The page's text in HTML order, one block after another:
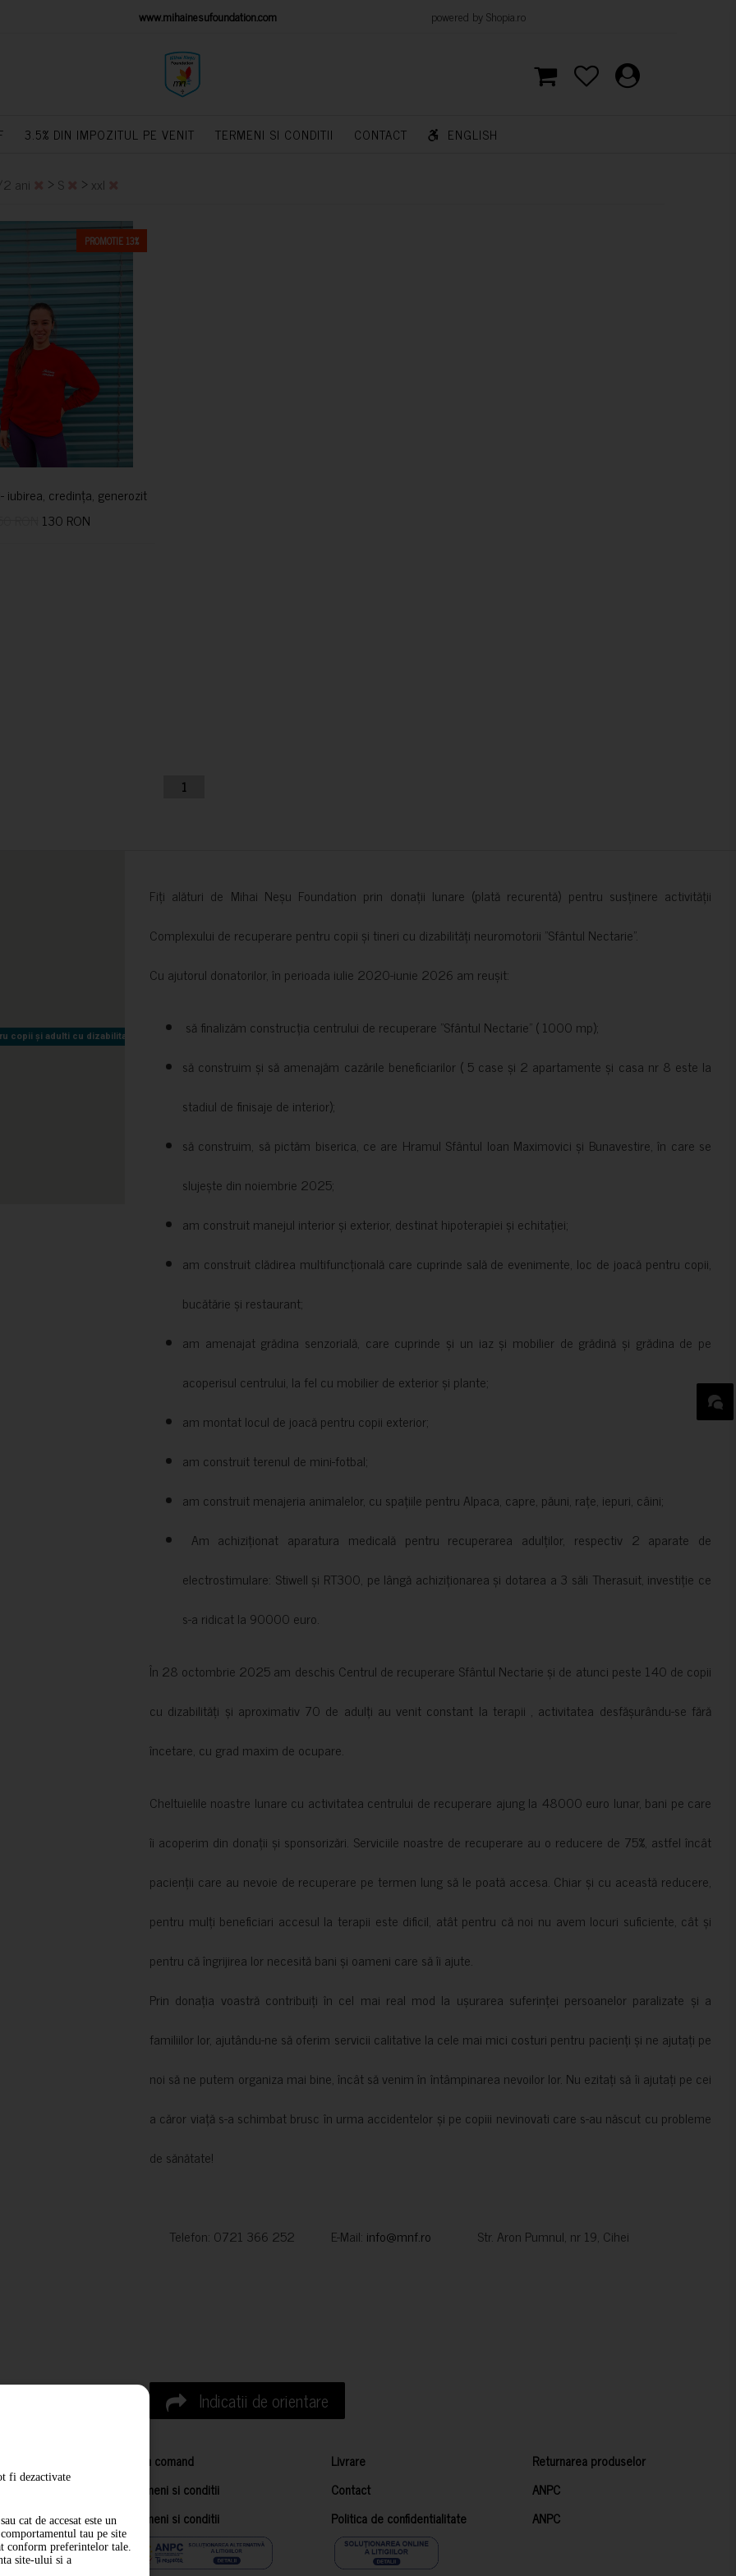
PLATFORM www.mihainesufoundation.com powered by Shopia.ro
3.5% DIN IMPOZITUL PE VENIT TERMENI SI CONDITII CONTACT ENGLISH
ani > S > xxl
PROMOTIE 13%
iubirea, credința, generozitatea vindecă
130 RON
CUMPARA
1
copii și adulti cu dizabilitati neuromotorii Sfântul Nectarie
copii și adulti cu dizabilitati neuromotorii Sfântul Nectarie
Fiți alături de Mihai Neșu Foundation prin donații lunare (plată recurentă) pentru susținere activității
Complexului de recuperare pentru copii și tineri cu dizabilități neuromotorii ”Sfântul Nectarie”.
Cu ajutorul donatorilor, în perioada iulie 2020-iunie 2026 am reușit:
să finalizăm construcția centrului de recuperare ”Sfântul Nectarie” ( 1000 mp);
să construim și să amenajăm cazările beneficiarilor ( 5 case și 2 apartamente și casa nr 8 este la
stadiul de finisaje de interior);
să construim, să pictăm biserica, ce are Hramul Sfântul Ioan Maximovici și Bunavestire, în care se
slujește din noiembrie 2025;
am construit manejul interior și exterior, destinat hipoterapiei și echitației;
am construit clădirea multifuncțională care cuprinde sală de evenimente, loc de joacă pentru copii,
bucătărie și restaurant;
am amenajat grădina senzorială, care cuprinde și un iaz și mobilier de grădină și grădina de pe
acoperisul centrului, la fel cu mobilier de exterior și plante;
am montat locul de joacă pentru copii exterior;
am construit terenul de mini-fotbal;
am construit menajeria animalelor, cu spațiile pentru Alpaca, capre, păuni, rațe, iepuri, câini;
Am achiziționat aparatura medicală pentru recuperarea adulților, respectiv 2 aparate de
electrostimulare: Stiwell și RT300, pe lângă achiziționarea și dotarea a 3 săli Therasuit, investiție ce
s-a ridicat la 90000 euro.
În 28 octombrie 2025 am deschis Centrul de recuperare Sfântul Nectarie și de atunci peste 140 de copii
cu dizabilități și aproximativ 70 de adulți au venit constant la terapii , activitatea desfășurându-se fără
încetare, cu grad maxim de ocupare.
Cheltuielile noastre lunare cu activitatea centrului de recuperare ajung la 48000 euro lunar, bani pe care
îi acoperim din donații și sponsorizări. Serviciile noastre de recuperare au o reducere de 75%, astfel încât
pacienții care au nevoie de recuperare pe termen lung să le poată accesa. Chiar și cu această reducere,
pentru mulți beneficiari accesul la terapii este dificil, atât pentru că noi nu avem locuri suficiente, cât și
pentru că îngrijirea lor necesită bani și oameni care să îi ajute.
Prin donația voastră contribuiți în cel mai real mod la ușurarea suferinței persoanelor paralizate și a
familiilor lor, ajutându-ne să oferim servicii calitative la cele mai mici costuri pentru pacienți și ne ajutați pe
noi să ne putem organiza mai bine, încât să venim în întâmpinarea nevoilor lor. Nu ezitați să îi ajutați pe cei
a căror viață s-a schimbat brusc în urma accidentelor și pe copiii nevinovati care s-au născut cu probleme
de sănătate!
Telefon: 0721 366 252 E-Mail: info@mnf.ro Str. Aron Pumnul, nr 19, Cihei
Indicatii de orientare
Cum comand Livrare
Returnarea produselor
Termeni si conditii
Contact
ANPC
Termeni si conditii
Politica de confidentialitate ANPC
fi dezactivate
cat de accesat este un
tau pe site
conform preferintelor tale.
site-ului si a